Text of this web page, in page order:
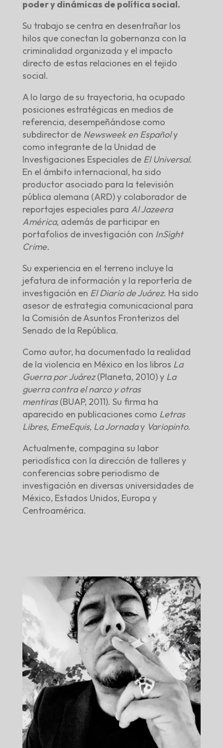
poder y dinámicas de política social.
Su trabajo se centra en desentrañar los
hilos que conectan la gobernanza con la
criminalidad organizada y el impacto
directo de estas relaciones en el tejido
social.
A lo largo de su trayectoria, ha ocupado
posiciones estratégicas en medios de
referencia, desempeñándose como
subdirector de Newsweek en Españoly
como integrante de la Unidad de
Investigaciones Especiales de El Universal.
En el ámbito internacional, ha sido
productor asociado para la televisión
pública alemana (ARD) y colaborador de
reportajes especiales para Al Jazeera
América, además de participar en
portafolios de investigación con InSight
Crime.
Su experiencia en el terreno incluye la
jefatura de información y la reportería de
investigación en El Diario de Juárez. Ha sido
asesor de estrategia comunicacional para
la Comisión de Asuntos Fronterizos del
Senado de la República.
Como autor, ha documentado la realidad
de la violencia en México en los libros La
Guerra por Juárez (Planeta, 2010) y La
guerra contra el narco y otras
mentiras (BUAP, 2011). Su firma ha
aparecido en publicaciones como Letras
Libres, EmeEquis, La Jornaday Variopinto.
Actualmente, compagina su labor
periodística con la dirección de talleres y
conferencias sobre periodismo de
investigación en diversas universidades de
México, Estados Unidos, Europa y
Centroamérica.